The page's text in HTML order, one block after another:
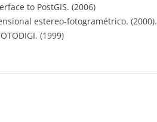
to PostGIS. (2006)
estereo-fotogramétrico. (2000).
(1999)